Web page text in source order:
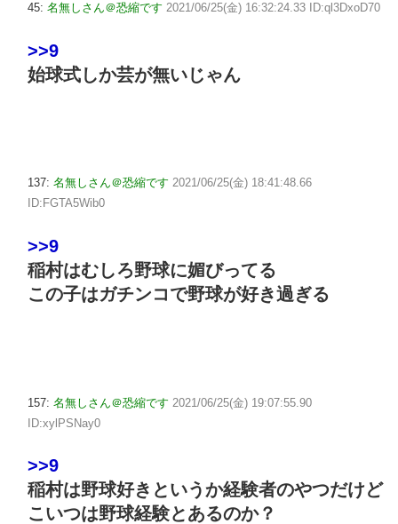
45: 名無しさん＠恐縮です 2021/06/25(金) 16:32:24.33 ID:ql3DxoD70
>>9
始球式しか芸が無いじゃん
137: 名無しさん＠恐縮です 2021/06/25(金) 18:41:48.66
ID:FGTA5Wib0
>>9
稲村はむしろ野球に媚びってる
この子はガチンコで野球が好き過ぎる
157: 名無しさん＠恐縮です 2021/06/25(金) 19:07:55.90
ID:xylPSNay0
>>9
稲村は野球好きというか経験者のやつだけど
こいつは野球経験とあるのか？